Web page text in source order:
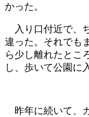
かった。
入り口付近で、
違った。それでも
ら少し離れたとこ
し、歩いて公園に
昨年に続いて、